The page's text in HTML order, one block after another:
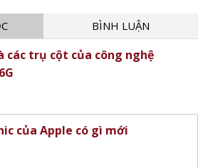
BÌNH LUẬN
các trụ cột của công nghệ
của Apple có gì mới